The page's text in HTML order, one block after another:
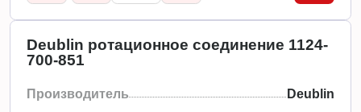
Deublin ротационное соединение 1124-
700-851
Производитель Deublin